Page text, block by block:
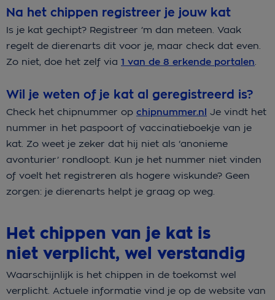
Na het chippen registreer je jouw kat
Is je kat gechipt? Registreer ’m dan meteen. Vaak
regelt de dierenarts dit voor je, maar check dat even.
Zo niet, doe het zelf via 1 van de 8 erkende portalen
Wil je weten of je kat al geregistreerd is?
Check het chipnummer op chipnummer.nl Je vindt het
nummer in het paspoort of vaccinatieboekje van je
kat. Zo weet je zeker dat hij niet als ‘anonieme
avonturier’ rondloopt. Kun je het nummer niet vinden
of voelt het registreren als hogere wiskunde? Geen
zorgen: je dierenarts helpt je graag op weg.
Het chippen van je kat is
niet verplicht, wel verstandig
Waarschijnlijk is het chippen in de toekomst wel
verplicht. Actuele informatie vind je op de website van